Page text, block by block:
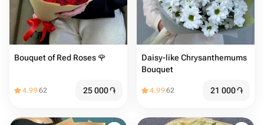
Bouquet of Red Roses 🌹
4.9962 25 000֏
Daisy-like Chrysanthemums
Bouquet
4.9962 21 000֏